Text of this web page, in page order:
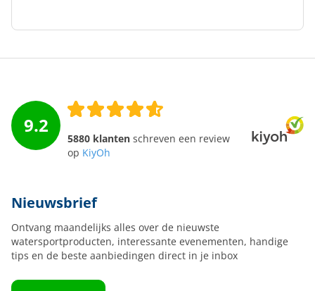
9.2
5880 klanten schreven een review
op KiyOh
Nieuwsbrief
Ontvang maandelijks alles over de nieuwste
watersportproducten, interessante evenementen, handige
tips en de beste aanbiedingen direct in je inbox